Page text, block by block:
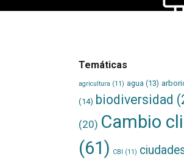
Temáticas
agricultura (11) agua (13)
(14) biodiversidad
(20) Cambio
(61) CBI (11)